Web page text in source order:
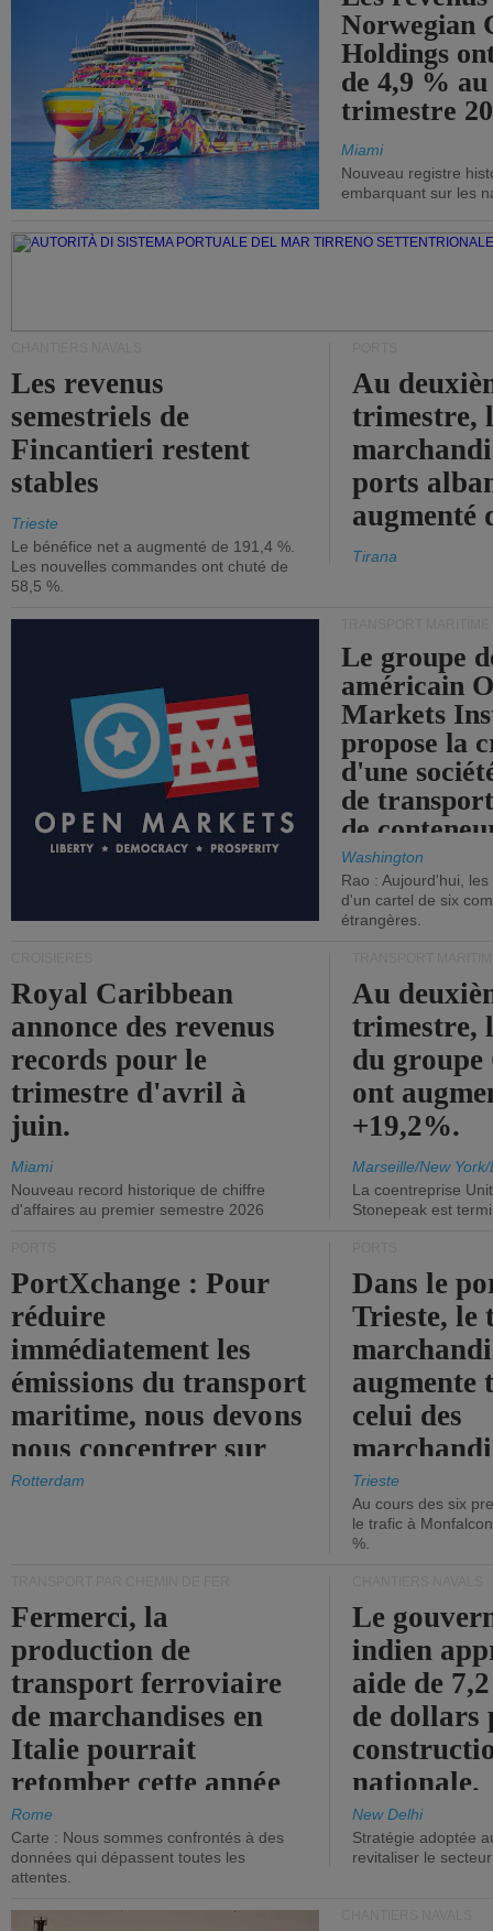
Norwegian
Holdings
de 4,9 %
trimestre
Miami
Nouveau registre
embarquant sur les
Les revenus
semestriels de
Fincantieri restent
stables
Trieste
Le bénéfice net a augmenté de 191,4 %.
Les nouvelles commandes ont chuté de
58,5 %.
Au
trimestre,
ports
augmenté
Tirana
Le groupe
américain
Markets
propose la
d'une
de
de
Washington
Rao : Aujourd'hui,
d'un cartel de six
étrangères.
Royal Caribbean
annonce des revenus
records pour le
trimestre d'avril à
juin.
Miami
Nouveau record historique de chiffre
d'affaires au premier semestre 2026
Au
trimestre,
du
ont
+19,2%.
Marseille/New
La coentreprise
Stonepeak est
PortXchange : Pour
réduire
immédiatement les
émissions du transport
maritime, nous devons
nous concentrer sur
les ports.
Rotterdam
Dans le
Trieste, le
augmente
celui des
diminue.
Trieste
Au cours des six
le trafic à
%.
Fermerci, la
production de
transport ferroviaire
de marchandises en
Italie pourrait
retomber cette année
aux niveaux de 2015.
Rome
Carte : Nous sommes confrontés à des
données qui dépassent toutes les
attentes.
Le
indien
aide de
de dollars
nationale.
New Delhi
Stratégie adoptée
revitaliser le secteur